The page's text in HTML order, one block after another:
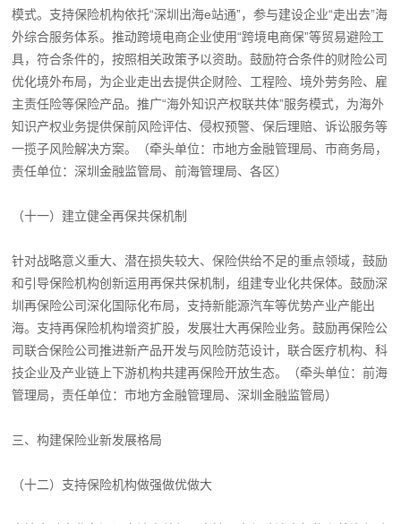
模式。支持保险机构依托“深圳出海e站通”，参与建设企业“走出去”海
外综合服务体系。推动跨境电商企业使用“跨境电商保”等贸易避险工
具，符合条件的，按照相关政策予以资助。鼓励符合条件的财险公司
优化境外布局，为企业走出去提供企财险、工程险、境外劳务险、雇
主责任险等保险产品。推广“海外知识产权联共体”服务模式，为海外
知识产权业务提供保前风险评估、侵权预警、保后理赔、诉讼服务等
一揽子风险解决方案。（牵头单位：市地方金融管理局、市商务局，
责任单位：深圳金融监管局、前海管理局、各区）
（十一）建立健全再保共保机制
针对战略意义重大、潜在损失较大、保险供给不足的重点领域，鼓励
和引导保险机构创新运用再保共保机制，组建专业化共保体。鼓励深
圳再保险公司深化国际化布局，支持新能源汽车等优势产业产能出
海。支持再保险机构增资扩股，发展壮大再保险业务。鼓励再保险公
司联合保险公司推进新产品开发与风险防范设计，联合医疗机构、科
技企业及产业链上下游机构共建再保险开放生态。（牵头单位：前海
管理局，责任单位：市地方金融管理局、深圳金融监管局）
三、构建保险业新发展格局
（十二）支持保险机构做强做优做大